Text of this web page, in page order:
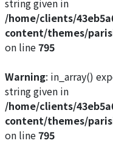
/home/clients/
content/themes/
on line795
Warning: in_array()
string given in
/home/clients/
content/themes/
on line795